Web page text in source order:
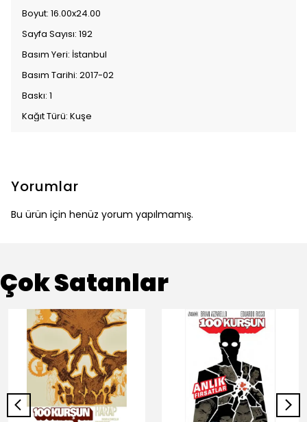
Boyut: 16.00x24.00
Sayfa Sayısı: 192
Basım Yeri: İstanbul
Basım Tarihi: 2017-02
Baskı: 1
Kağıt Türü: Kuşe
Yorumlar
Bu ürün için henüz yorum yapılmamış.
Çok Satanlar